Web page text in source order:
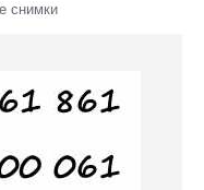
снимки